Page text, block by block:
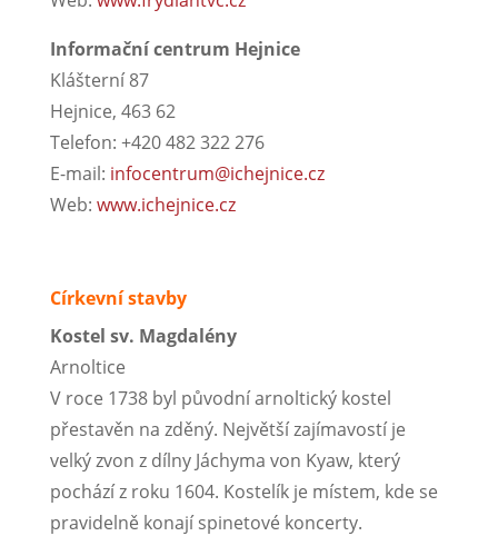
Informační centrum Hejnice
Klášterní 87
Hejnice, 463 62
Telefon: +420 482 322 276
E-mail: infocentrum@ichejnice.cz
Web: www.ichejnice.cz
Církevní stavby
Kostel sv. Magdalény
Arnoltice
V roce 1738 byl původní arnoltický kostel
přestavěn na zděný. Největší zajímavostí je
velký zvon z dílny Jáchyma von Kyaw, který
pochází z roku 1604. Kostelík je místem, kde se
pravidelně konají spinetové koncerty.